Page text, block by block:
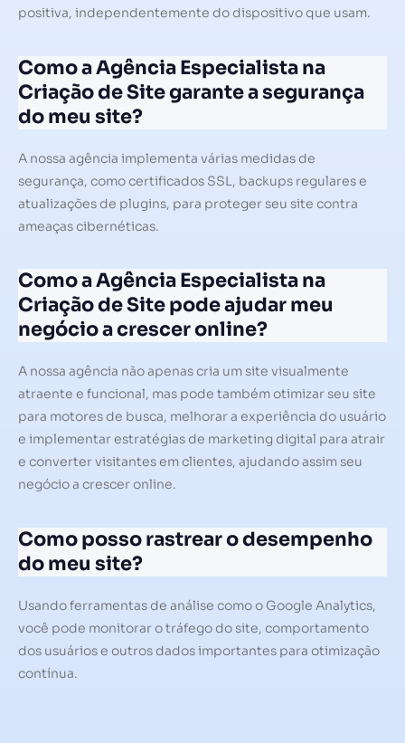
positiva, independentemente do dispositivo que usam.
Como a Agência Especialista na
Criação de Site garante a segurança
do meu site?
A nossa agência implementa várias medidas de
segurança, como certificados SSL, backups regulares e
atualizações de plugins, para proteger seu site contra
ameaças cibernéticas.
Como a Agência Especialista na
Criação de Site pode ajudar meu
negócio a crescer online?
A nossa agência não apenas cria um site visualmente
atraente e funcional, mas pode também otimizar seu site
para motores de busca, melhorar a experiência do usuário
e implementar estratégias de marketing digital para atrair
e converter visitantes em clientes, ajudando assim seu
negócio a crescer online.
Como posso rastrear o desempenho
do meu site?
Usando ferramentas de análise como o Google Analytics,
você pode monitorar o tráfego do site, comportamento
dos usuários e outros dados importantes para otimização
contínua.